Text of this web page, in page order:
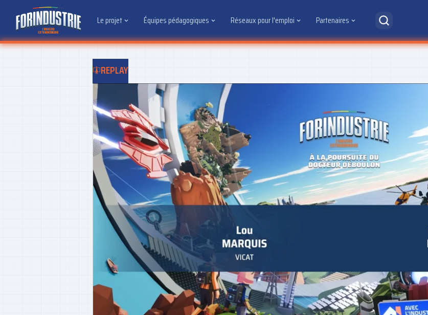
Le projet Équipes pédagogiques Réseaux pour l'emploi Partenaires
REPLAY